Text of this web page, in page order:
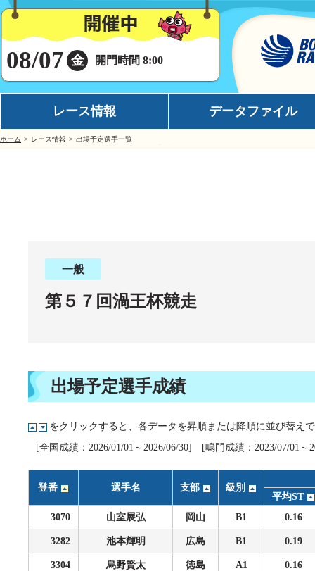
08/07 金 開門時間 8:00
レース情報
出走表・前日予想PDF
データファイル
過去の優勝戦レース
徳島支部選手一覧
新人選手紹介
ホーム レース情報 出場予定選手一覧
一般
第５７回渦王杯競走
出場予定選手成績
をクリックすると、各データを昇順または降順に並び替え
[全国成績：2026/01/01～2026/06/30] [鳴門成績：2023/07/01～
登番 選手名 支部
級別
平均ST
3070
山室展弘 岡山 B1 0.16
3282 池本輝明 広島 B1 0.19
3304 烏野賢太 徳島 A1 0.16